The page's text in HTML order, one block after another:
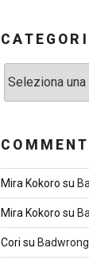
Mira Kokoro su
Mira Kokoro su
Cori su